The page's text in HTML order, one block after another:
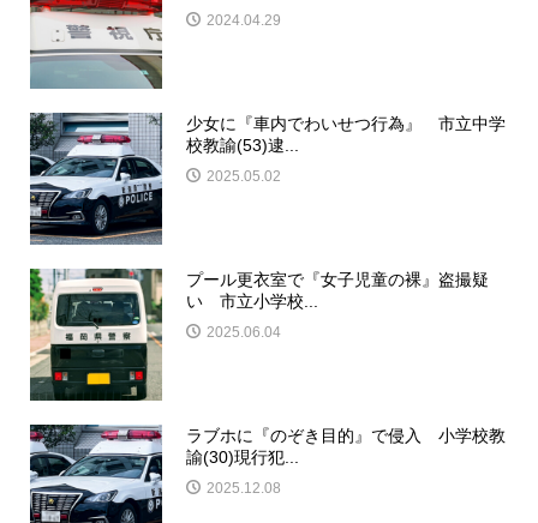
2024.04.29
少女に『車内でわいせつ行為』 市立中学
校教諭(53)逮...
2025.05.02
プール更衣室で『女子児童の裸』盗撮疑
い 市立小学校...
2025.06.04
ラブホに『のぞき目的』で侵入 小学校教
諭(30)現行犯...
2025.12.08